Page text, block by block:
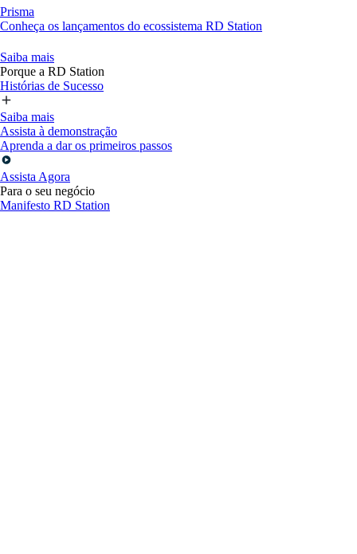
Prisma
Conheça os lançamentos do ecossistema RD Station
Saiba mais
Porque a RD Station
Histórias de Sucesso
Saiba mais
Assista à demonstração
Aprenda a dar os primeiros passos
Assista Agora
Para o seu negócio
Manifesto RD Station